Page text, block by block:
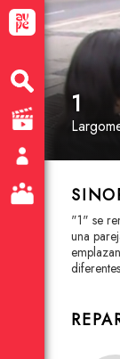
1
"1" se
una